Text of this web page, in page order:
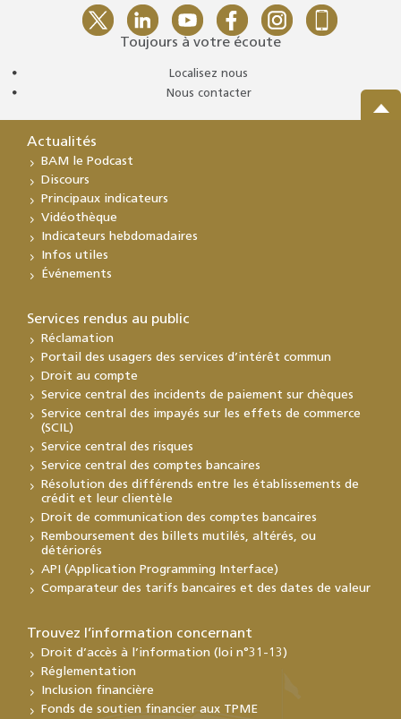
Toujours à votre écoute
Localisez nous
Nous contacter
Actualités
BAM le Podcast
Discours
Principaux indicateurs
Vidéothèque
Indicateurs hebdomadaires
Infos utiles
Événements
Services rendus au public
Réclamation
Portail des usagers des services d’intérêt commun
Droit au compte
Service central des incidents de paiement sur chèques
Service central des impayés sur les effets de commerce
(SCIL)
Service central des risques
Service central des comptes bancaires
Résolution des différends entre les établissements de
crédit et leur clientèle
Droit de communication des comptes bancaires
Remboursement des billets mutilés, altérés, ou
détériorés
API (Application Programming Interface)
Comparateur des tarifs bancaires et des dates de valeur
Trouvez l’information concernant
Droit d’accès à l’information (loi n°31-13)
Réglementation
Inclusion financière
Fonds de soutien financier aux TPME